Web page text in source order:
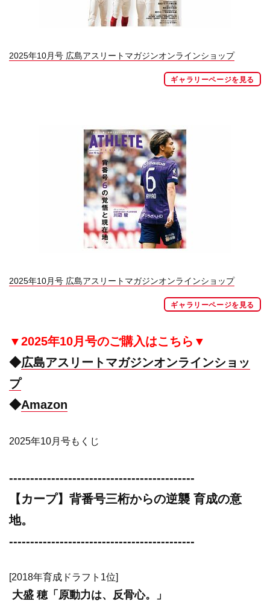
2025年10月号 広島アスリートマガジンオンラインショップ
ギャラリーページを見る
2025年10月号 広島アスリートマガジンオンラインショップ
ギャラリーページを見る
▼2025年10月号のご購入はこちら▼
◆広島アスリートマガジンオンラインショッ
プ
◆Amazon
2025年10月号もくじ
--------------------------------------------
【カープ】背番号三桁からの逆襲 育成の意
地。
--------------------------------------------
[2018年育成ドラフト1位]
大盛 穂「原動力は、反骨心。」